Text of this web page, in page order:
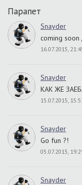
Парапет
Snayder
coming
16.07.2015,
Snayder
КАК ЖЕ
15.07.2015,
Snayder
Go fun ?!
05.07.2015,
Snayder